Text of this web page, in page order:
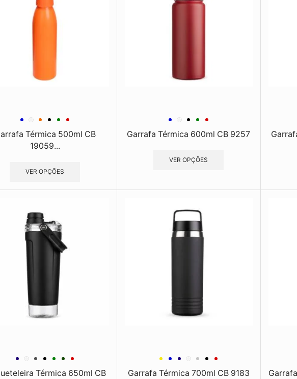
Térmica 500ml CB
19059...
VER OPÇÕES
Garrafa Térmica 600ml CB 9257
VER OPÇÕES
Térmica 650ml CB
Garrafa Térmica 700ml CB 9183